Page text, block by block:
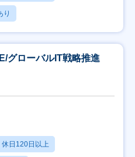
り
グローバルIT戦略推進
休日120日以上